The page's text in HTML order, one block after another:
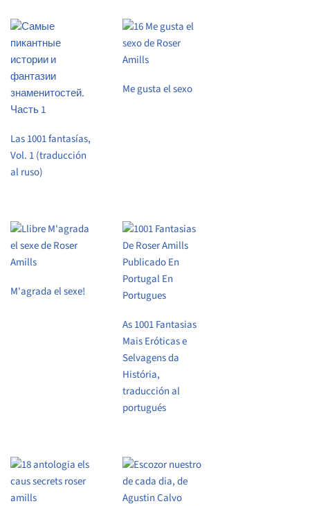
Las 1001 fantasías,
Vol. 1 (traducción
al ruso)
Me gusta el sexo
M'agrada el sexe!
As 1001 Fantasias
Mais Eróticas e
Selvagens da
História,
traducción al
portugués